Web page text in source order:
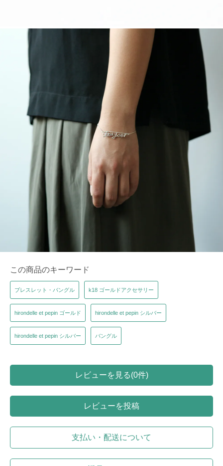
この商品のキーワード
ブレスレット・バングル k18 ゴールドアクセサリー
hirondelle et pepin ゴールド hirondelle et pepin シルバー
hirondelle et pepin シルバー バングル
レビューを見る(0件)
レビューを投稿
支払い・配送について